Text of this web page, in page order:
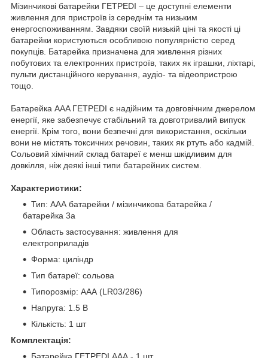
Мізинчикові батарейки ГЕТРЕDІ – це доступні елементи
живлення для пристроїв із середнім та низьким
енергоспоживанням. Завдяки своїй низькій ціні та якості ці
батарейки користуються особливою популярністю серед
покупців. Батарейка призначена для живлення різних
побутових та електронних пристроїв, таких як іграшки, ліхтарі,
пульти дистанційного керування, аудіо- та відеопристрою
тощо.
Батарейка AAA ГЕТРЕDІ є надійним та довговічним джерелом
енергії, яке забезпечує стабільний та довготривалий випуск
енергії. Крім того, вони безпечні для використання, оскільки
вони не містять токсичних речовин, таких як ртуть або кадмій.
Сольовий хімічний склад батареї є менш шкідливим для
довкілля, ніж деякі інші типи батарейних систем.
Характеристики:
Тип: ААА батарейки / мізинчикова батарейка /
батарейка 3а
Область застосування: живлення для
електроприладів
Форма: циліндр
Тип батареї: сольова
Типорозмір: ААА (LR03/286)
Напруга: 1.5 В
Кількість: 1 шт
Комплектація:
Батарейка ГЕТРЕDІ AAА - 1 шт